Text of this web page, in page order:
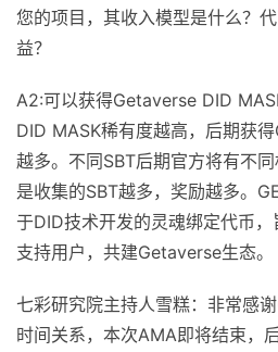
您的项目，其收入模型是什么？
益？
A2:可以获得Getaverse DID
DID MASK稀有度越高，后期获
越多。不同SBT后期官方将有不
是收集的SBT越多，奖励越多。
于DID技术开发的灵魂绑定代币
支持用户，共建Getaverse生态。
七彩研究院主持人雪糕：非常感
时间关系，本次AMA即将结束，